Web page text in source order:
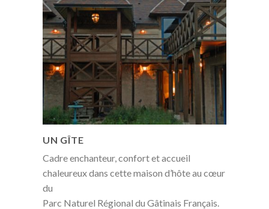
UN GÎTE
Cadre enchanteur, confort et accueil
chaleureux dans cette maison d’hôte au cœur
du
Parc Naturel Régional du Gâtinais Français.